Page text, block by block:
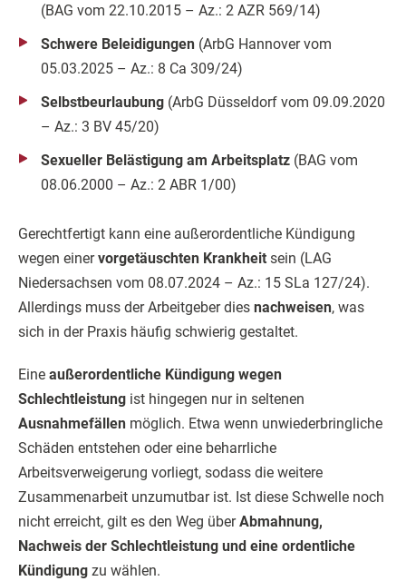
(BAG vom 22.10.2015 – Az.: 2 AZR 569/14)
Schwe­re Be­lei­di­gun­gen (ArbG Hannover vom
05.03.2025 – Az.: 8 Ca 309/24)
Selbstbeurlaubung (ArbG Düsseldorf vom 09.09.2020
– Az.: 3 BV 45/20)
Sexueller Belästigung am Arbeitsplatz (BAG vom
08.06.2000 – Az.: 2 ABR 1/00)
Gerechtfertigt kann eine außerordentliche Kündigung
wegen einervorgetäuschten Krankheit sein (LAG
Niedersachsen vom 08.07.2024 – Az.: 15 SLa 127/24).
Allerdings muss der Arbeitgeber dies nachweisen, was
sich in der Praxis häufig schwierig gestaltet.
Eine außerordentliche Kündigung wegen
Schlechtleistung ist hingegen nur in seltenen
Ausnahmefällen möglich. Etwa wenn unwiederbringliche
Schäden entstehen oder eine beharrliche
Arbeitsverweigerung vorliegt, sodass die weitere
Zusammenarbeit unzumutbar ist. Ist diese Schwelle noch
nicht erreicht, gilt es den Weg überAbmahnung,
Nachweis der Schlechtleistung und eine ordentliche
Kündigung zu wählen.